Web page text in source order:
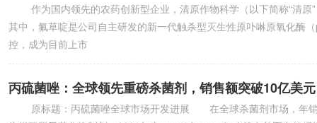
作为国内领先的农药创新型企业，清原作物科学（以下简称“清原
其中，氟草啶是公司自主研发的新一代触杀型灭生性原卟啉原氧化酶
控，成为目前上市
丙硫菌唑：全球领先重磅杀菌剂，销售额突破10亿美元
原标题：丙硫菌唑全球市场开发进展 在全球杀菌剂市场，年销